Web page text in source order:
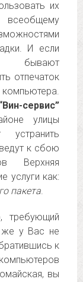
их
И если
бывают
отпечаток
сервис”
улицы
к сбою
Верхняя
услуги как:
пакета.
требующий
же у Вас не
к
вы